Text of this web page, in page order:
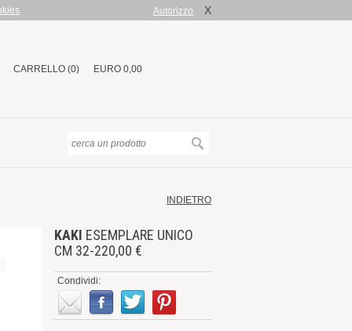
. Autorizzo X
CARRELLO (0) EURO 0,00
INDIETRO
KAKI ESEMPLARE UNICO
CM 32-220,00 €
Condividi: